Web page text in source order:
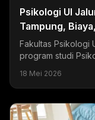
Psikologi UI
Tampung,
Fakultas Psikologi
program studi
18 Mei 2026